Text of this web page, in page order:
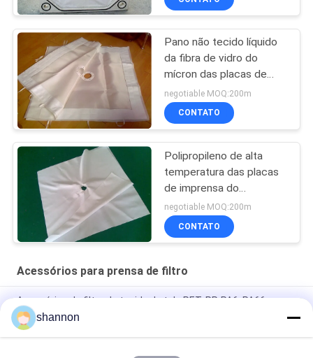
Pano não tecido líquido
da fibra de vidro do
mícron das placas de
imprensa do filtro da
filtragem
negotiable MOQ:200m
CONTATO
Polipropileno de alta
temperatura das placas
de imprensa do
filtro/meios de filtro
tecidos poliéster
negotiable MOQ:200m
CONTATO
Acessórios para prensa de filtro
Acessórios de filtro de tecido de tela PET, PP, PA6, PA66
Tecido de filtragem de monofilamentos para filtragem de
líquidos
shannon